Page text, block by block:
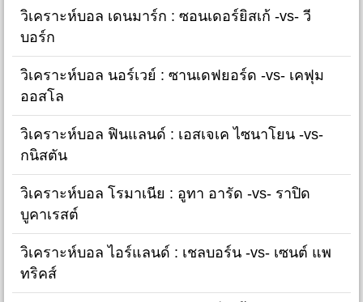
วิเคราะห์บอล เดนมาร์ก : ซอนเดอร์ยิสเก้ -vs- วี
บอร์ก
วิเคราะห์บอล นอร์เวย์ : ซานเดฟยอร์ด -vs- เคฟุม
ออสโล
วิเคราะห์บอล ฟินแลนด์ : เอสเจเค ไซนาโยน -vs-
กนิสตัน
วิเคราะห์บอล โรมาเนีย : อูทา อารัด -vs- ราปิด
บูคาเรสต์
วิเคราะห์บอล ไอร์แลนด์ : เชลบอร์น -vs- เซนต์ แพ
ทริคส์